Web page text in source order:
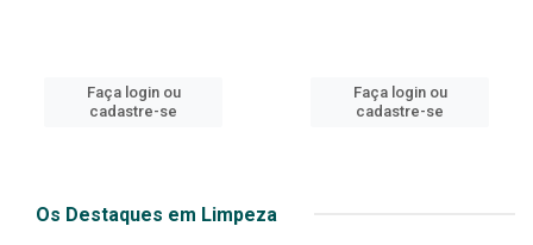
Faça login ou
cadastre-se
Faça login ou
cadastre-se
Os Destaques em Limpeza